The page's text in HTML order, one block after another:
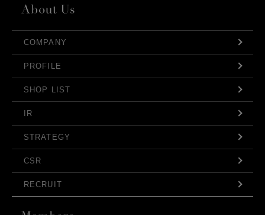
COMPANY
PROFILE
SHOP LIST
IR
STRATEGY
CSR
RECRUIT